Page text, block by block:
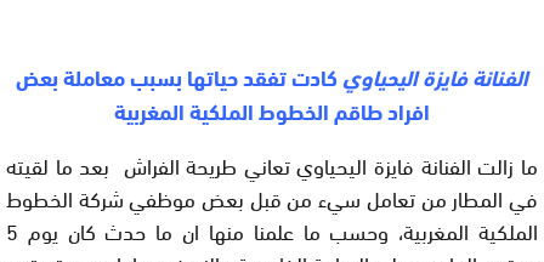
الفنانةفايزة اليحياويكادت تفقد حياتها بسبب معاملة بعض
افراد طاقم الخطوط الملكية المغربية
ما زالت الفنانة فايزة اليحياوي تعاني طريحة الفراش بعد ما لقيته
في المطار من تعامل سيء من قبل بعض موظفي شركة الخطوط
الملكية المغربية، وحسب ما علمنا منها ان ما حدث كان يوم 5